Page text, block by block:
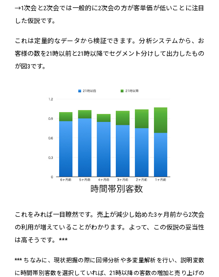
→1次会と2次会では一般的に2次会の方が客単価が低いことに注目
した仮説です。
これは定量的なデータから検証できます。分析システムから、お
客様の数を21時以前と21時以降でセグメント分けして出力したもの
が図3です。
これをみれば一目瞭然です。売上が減少し始めた3ヶ月前から2次会
の利用が増えていることがわかります。よって、この仮説の妥当性
は高そうです。***
*** ちなみに、現状把握の際に回帰分析や多変量解析を行い、説明変数
に時間帯別客数を選択していれば、21時以降の客数の増加と売り上げの